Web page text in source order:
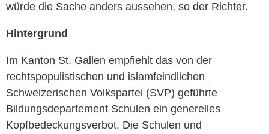
würde die Sache anders aussehen, so der Richter.
Hintergrund
Im Kanton St. Gallen empfiehlt das von der
rechtspopulistischen und islamfeindlichen
Schweizerischen Volkspartei (SVP) geführte
Bildungsdepartement Schulen ein generelles
Kopfbedeckungsverbot. Die Schulen und